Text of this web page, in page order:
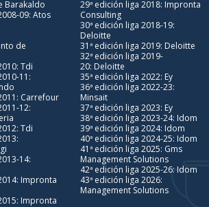
Barakaldo
09: Atos
de
Tdi
11:
Carrefour
12:
Tdi
14:
Impronta
Impronta
29ª edición liga 2018: Impronta
Consulting
30ª edición liga 2018-19:
Deloitte
31ª edición liga 2019: Deloitte
32ª edición liga 2019-
20: Deloitte
35ª edición liga 2022: Ey
36ª edición liga 2022-23:
Minsait
37ª edición liga 2023: Ey
38ª edición liga 2023-24: Idom
39ª edición liga 2024: Idom
40ª edición liga 2024-25: Idom
41ª edición liga 2025: Gms
Management Solutions
42ª edición liga 2025-26: Idom
43ª edición liga 2026:
Management Solutions